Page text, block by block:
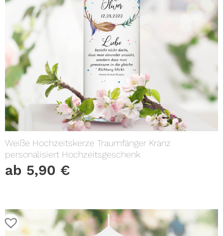
Weiße Hochzeitskerze Traumfänger Kranz
personalisiert Hochzeitsgeschenk
ab 5,90 €